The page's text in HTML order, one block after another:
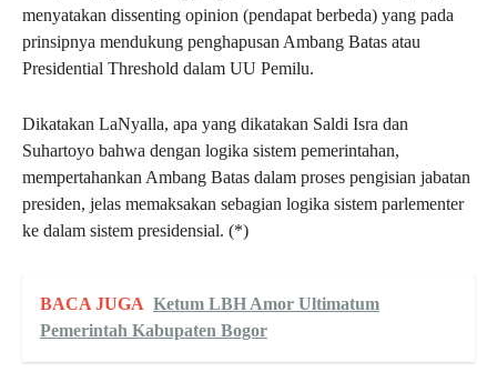
menyatakan dissenting opinion (pendapat berbeda) yang pada
prinsipnya mendukung penghapusan Ambang Batas atau
Presidential Threshold dalam UU Pemilu.
Dikatakan LaNyalla, apa yang dikatakan Saldi Isra dan
Suhartoyo bahwa dengan logika sistem pemerintahan,
mempertahankan Ambang Batas dalam proses pengisian jabatan
presiden, jelas memaksakan sebagian logika sistem parlementer
ke dalam sistem presidensial. (*)
BACA JUGA Ketum LBH Amor Ultimatum
Pemerintah Kabupaten Bogor